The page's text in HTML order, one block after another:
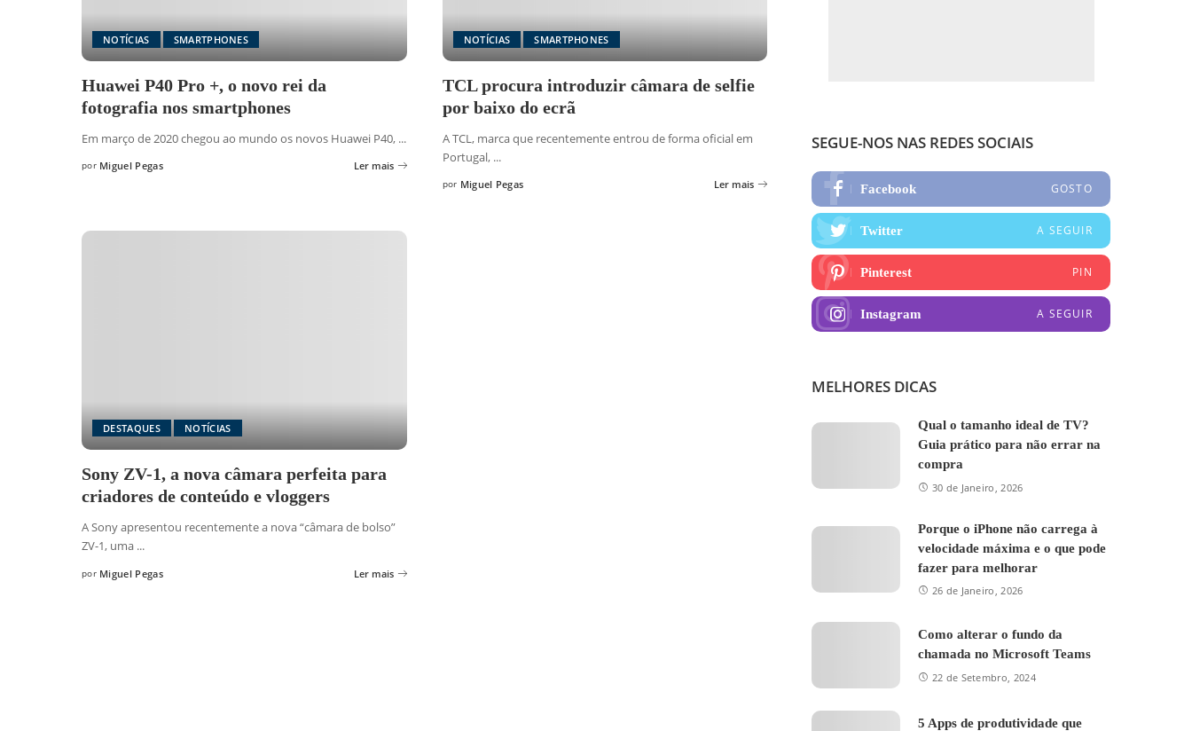
NOTÍCIAS SMARTPHONES
Huawei P40 Pro +, o novo rei da
fotografia nos smartphones
Em março de 2020 chegou ao mundo os novos Huawei P40, ...
Posted
por Miguel Pegas Ler mais
NOTÍCIAS SMARTPHONES
TCL procura introduzir câmara de selfie
por baixo do ecrã
A TCL, marca que recentemente entrou de forma oficial em
Portugal, ...
Posted
por Miguel Pegas Ler mais
DESTAQUES NOTÍCIAS
Sony ZV-1, a nova câmara perfeita para
criadores de conteúdo e vloggers
A Sony apresentou recentemente a nova “câmara de bolso”
ZV-1, uma ...
Posted
por Miguel Pegas Ler mais
SEGUE-NOS NAS REDES SOCIAIS
Facebook GOSTO
Twitter A SEGUIR
Pinterest PIN
Instagram A SEGUIR
MELHORES DICAS
Qual o tamanho ideal de TV?
Guia prático para não errar na
compra
30 de Janeiro, 2026
Porque o iPhone não carrega à
velocidade máxima e o que pode
fazer para melhorar
26 de Janeiro, 2026
Como alterar o fundo da
chamada no Microsoft Teams
22 de Setembro, 2024
5 Apps de produtividade que